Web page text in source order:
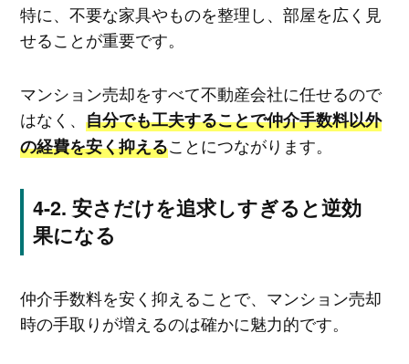
特に、不要な家具やものを整理し、部屋を広く見
せることが重要です。
マンション売却をすべて不動産会社に任せるので
はなく、 自分でも工夫することで仲介手数料以外
の経費を安く抑えることにつながります。
安さだけを追求しすぎると逆効
果になる
仲介手数料を安く抑えることで、マンション売却
時の手取りが増えるのは確かに魅力的です。